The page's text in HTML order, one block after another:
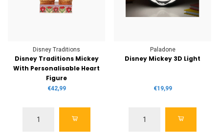
Disney Traditions
Disney Traditions Mickey
With Personalisable Heart
Figure
€42,99
Paladone
Disney Mickey 3D Light
€19,99